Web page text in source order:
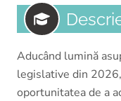
Aducând lumină
legislative din
oportunitatea de a